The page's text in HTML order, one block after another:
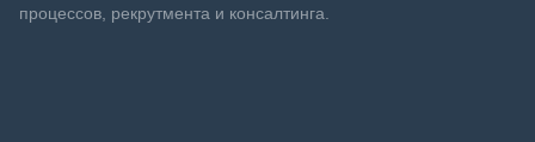
процессов, рекрутмента и консалтинга.